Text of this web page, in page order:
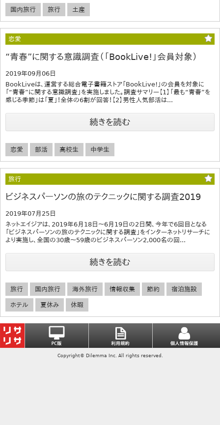
国内旅行 旅行 土産
恋愛
“青春”に関する意識調査（「BookLive!」会員対象）
2019年09月06日
BookLiveは、運営する総合電子書籍ストア「BookLive!」の会員を対象に
「“青春”に関する意識調査」を実施しました。調査サマリー【1】「最も“青春”を
感じる季節」は「夏」！全体の6割が回答！【2】男性人気部活は...
続きを読む
恋愛 部活 高校生 中学生
旅行
ビジネスパーソンの旅のテクニックに関する調査2019
2019年07月25日
ネットエイジアは、2019年6月18日～6月19日の2日間、今年で6回目となる
「ビジネスパーソンの旅のテクニックに関する調査」をインターネットリサーチに
より実施し、全国の30歳～59歳のビジネスパーソン2,000名の回...
続きを読む
旅行 国内旅行 海外旅行 情報収集 節約 宿泊施設
ホテル 夏休み 休暇
Copyright© Dilemma Inc. All rights reserved.